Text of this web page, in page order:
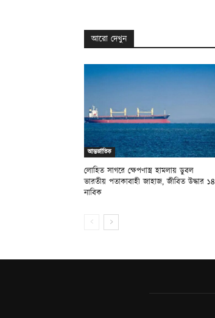
আরো দেখুন
আন্তর্জাতিক
লোহিত সাগরে ক্ষেপণাস্ত্র হামলায় ডুবল
ভারতীয় পতাকাবাহী জাহাজ, জীবিত উদ্ধার ১৪
নাবিক